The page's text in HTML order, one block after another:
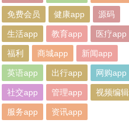
免费会员 健康app 源码
生活app 教育app 医疗app
福利 商城app 新闻app
英语app 出行app 网购app
社交app 管理app 视频编辑
服务app 资讯app